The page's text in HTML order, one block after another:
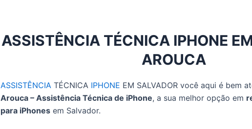
ASSISTÊNCIA TÉCNICA IPHONE
AROUCA
ASSISTÊNCIA TÉCNICA IPHONE EM SALVADOR você aqui é bem
Arouca – Assistência Técnica de iPhone, a sua melhor opção em
para iPhones em Salvador.